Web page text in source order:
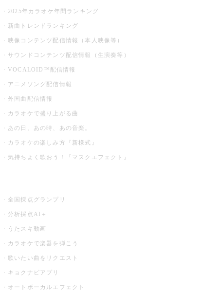
2025年カラオケ年間ランキング
新曲トレンドランキング
映像コンテンツ配信情報（本人映像等）
サウンドコンテンツ配信情報（生演奏等）
VOCALOID™配信情報
アニメソング配信情報
外国曲配信情報
カラオケで盛り上がる曲
あの日、あの時、あの音楽。
カラオケの楽しみ方『新様式』
気持ちよく歌おう！『マスクエフェクト』
全国採点グランプリ
分析採点AI＋
うたスキ動画
カラオケで楽器を弾こう
歌いたい曲をリクエスト
キョクナビアプリ
オートボーカルエフェクト